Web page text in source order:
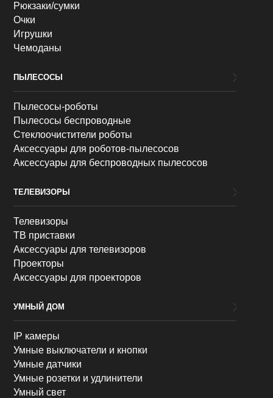
Рюкзаки/сумки
Очки
Игрушки
Чемоданы
ПЫЛЕСОСЫ
Пылесосы-роботы
Пылесосы беспроводные
Стеклоочистители роботы
Аксессуары для роботов-пылесосов
Аксессуары для беспроводных пылесосов
ТЕЛЕВИЗОРЫ
Телевизоры
ТВ приставки
Аксессуары для телевизоров
Проекторы
Аксессуары для проекторов
УМНЫЙ ДОМ
IP камеры
Умные выключатели и кнопки
Умные датчики
Умные розетки и удлинители
Умный свет